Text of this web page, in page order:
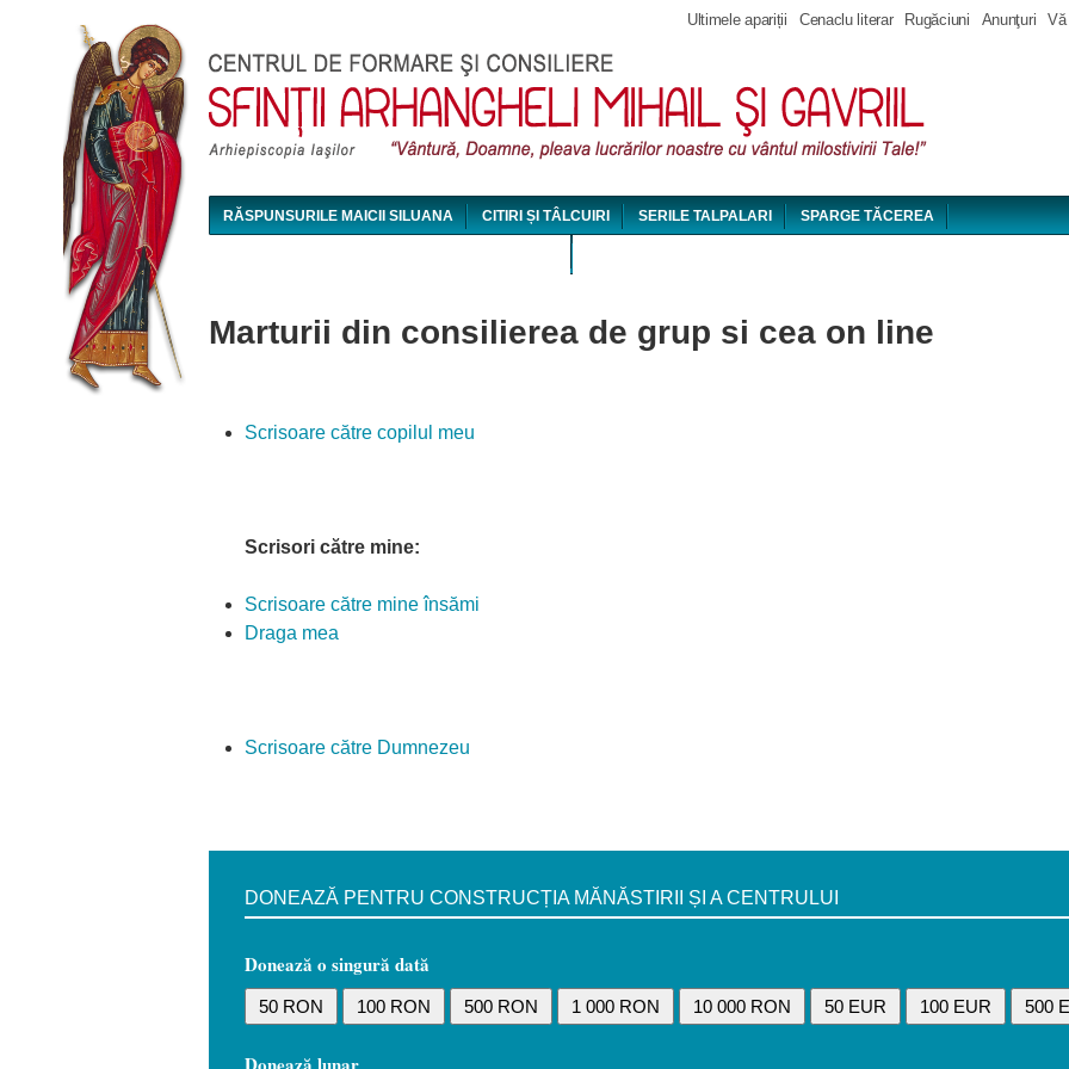
Jump to navigation
Ultimele apariții Cenaclu literar Rugăciuni Anunţuri Vă
RĂSPUNSURILE MAICII SILUANA CITIRI ȘI TÂLCUIRI SERILE TALPALARI SPARGE TĂCEREA
Marturii din consilierea de grup si cea on line
Scrisoare către copilul meu
Scrisori către mine:
Scrisoare către mine însămi
Draga mea
Scrisoare către Dumnezeu
DONEAZĂ PENTRU CONSTRUCȚIA MĂNĂSTIRII ȘI A CENTRULUI
Donează o singură dată
50 RON 100 RON 500 RON 1 000 RON 10 000 RON 50 EUR 100 EUR 500